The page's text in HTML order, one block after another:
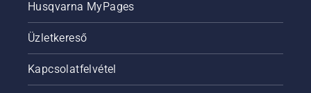
néhány
Husqvarna MyPages
Üzletkereső
Kapcsolatfelvétel